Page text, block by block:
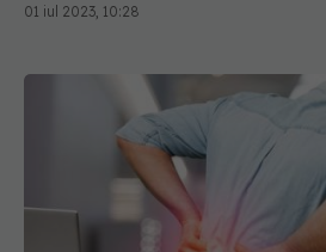
01 iul 2023, 10:28